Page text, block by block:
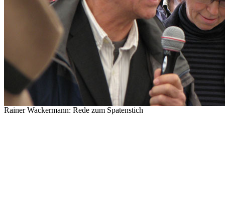
Rainer Wackermann: Rede zum Spatenstich